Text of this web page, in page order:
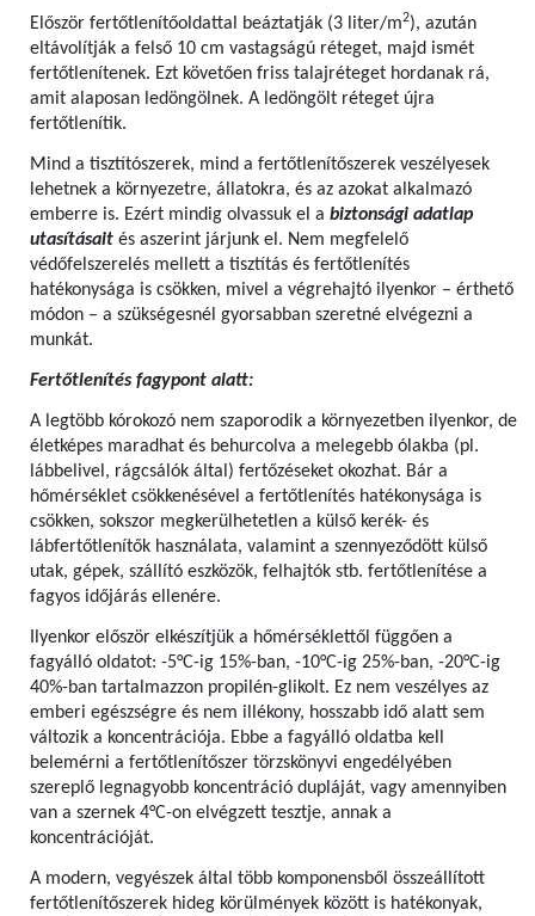
Először fertőtlenítőoldattal beáztatják (3 liter/m2), azután
eltávolítják a felső 10 cm vastagságú réteget, majd ismét
fertőtlenítenek. Ezt követően friss talajréteget hordanak rá,
amit alaposan ledöngölnek. A ledöngölt réteget újra
fertőtlenítik.
Mind a tisztítószerek, mind a fertőtlenítőszerek veszélyesek
lehetnek a környezetre, állatokra, és az azokat alkalmazó
emberre is. Ezért mindig olvassuk el a biztonsági adatlap
utasításait és aszerint járjunk el. Nem megfelelő
védőfelszerelés mellett a tisztítás és fertőtlenítés
hatékonysága is csökken, mivel a végrehajtó ilyenkor – érthető
módon – a szükségesnél gyorsabban szeretné elvégezni a
munkát.
Fertőtlenítés fagypont alatt:
A legtöbb kórokozó nem szaporodik a környezetben ilyenkor, de
életképes maradhat és behurcolva a melegebb ólakba (pl.
lábbelivel, rágcsálók által) fertőzéseket okozhat. Bár a
hőmérséklet csökkenésével a fertőtlenítés hatékonysága is
csökken, sokszor megkerülhetetlen a külső kerék- és
lábfertőtlenítők használata, valamint a szennyeződött külső
utak, gépek, szállító eszközök, felhajtók stb. fertőtlenítése a
fagyos időjárás ellenére.
Ilyenkor először elkészítjük a hőmérséklettől függően a
fagyálló oldatot: -5°C-ig 15%-ban, -10°C-ig 25%-ban, -20°C-ig
40%-ban tartalmazzon propilén-glikolt. Ez nem veszélyes az
emberi egészségre és nem illékony, hosszabb idő alatt sem
változik a koncentrációja. Ebbe a fagyálló oldatba kell
belemérni a fertőtlenítőszer törzskönyvi engedélyében
szereplő legnagyobb koncentráció dupláját, vagy amennyiben
van a szernek 4°C-on elvégzett tesztje, annak a
koncentrációját.
A modern, vegyészek által több komponensből összeállított
fertőtlenítőszerek hideg körülmények között is hatékonyak,